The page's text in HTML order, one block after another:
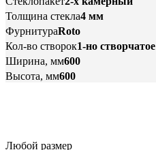
Толщина стекла4 мм
ФурнитураRoto
Кол-во створок1-но створчатое
Ширина, мм600
Высота, мм600
Любой размер